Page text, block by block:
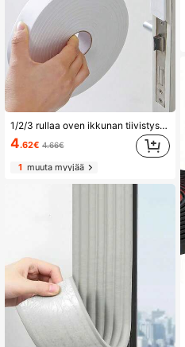
1/2/3 rullaa oven ikkunan tiivistysnauhat itseliimautuva eristysvaahtoteippi sieni oven raon äänieristys ja pölytiivis tuulenpitävä muovinen teräsikkuna itseliimautuva äänieristys oven ikkuna vaahto meluneristys
4.62€ 4.66€
1muuta myyjää